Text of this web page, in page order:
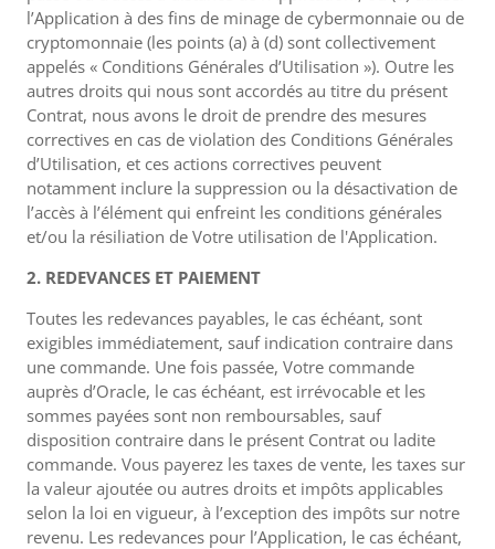
l’Application à des fins de minage de cybermonnaie ou de
cryptomonnaie (les points (a) à (d) sont collectivement
appelés « Conditions Générales d’Utilisation »). Outre les
autres droits qui nous sont accordés au titre du présent
Contrat, nous avons le droit de prendre des mesures
correctives en cas de violation des Conditions Générales
d’Utilisation, et ces actions correctives peuvent
notamment inclure la suppression ou la désactivation de
l’accès à l’élément qui enfreint les conditions générales
et/ou la résiliation de Votre utilisation de l'Application.
2. REDEVANCES ET PAIEMENT
Toutes les redevances payables, le cas échéant, sont
exigibles immédiatement, sauf indication contraire dans
une commande. Une fois passée, Votre commande
auprès d’Oracle, le cas échéant, est irrévocable et les
sommes payées sont non remboursables, sauf
disposition contraire dans le présent Contrat ou ladite
commande. Vous payerez les taxes de vente, les taxes sur
la valeur ajoutée ou autres droits et impôts applicables
selon la loi en vigueur, à l’exception des impôts sur notre
revenu. Les redevances pour l’Application, le cas échéant,